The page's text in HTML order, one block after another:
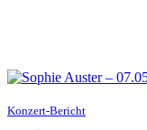
Konzert-Bericht